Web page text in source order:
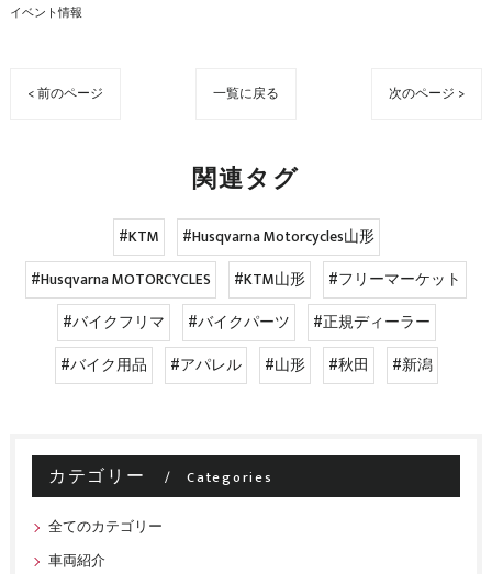
イベント情報
< 前のページ 一覧に戻る 次のページ >
関連タグ
#KTM
#Husqvarna Motorcycles山形
#Husqvarna MOTORCYCLES
#KTM山形
#フリーマーケット
#バイクフリマ
#バイクパーツ
#正規ディーラー
#バイク用品
#アパレル #山形 #秋田 #新潟
カテゴリー Categories
全てのカテゴリー
車両紹介